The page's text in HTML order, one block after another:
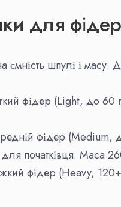
для
ємність шпулі і
фідер (Light, до 60
фідер (Medium,
початківця. Маса
фідер (Heavy, 120+